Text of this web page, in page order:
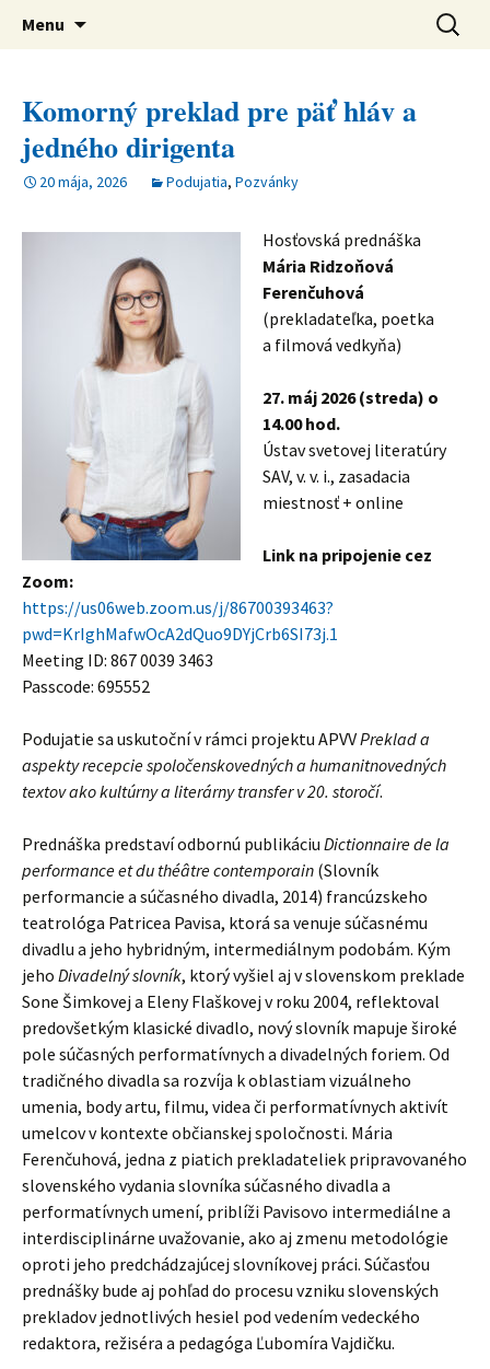
Ústav svetovej literatúry SAV
verejná výskumná inštitúcia
Menu Hľadať:
Komorný preklad pre päť hláv a
jedného dirigenta
20 mája, 2026 Podujatia, Pozvánky
Hosťovská prednáška
Mária Ridzoňová
Ferenčuhová
(prekladateľka, poetka
a filmová vedkyňa)
27. máj 2026 (streda) o
14.00 hod.
Ústav svetovej literatúry
SAV, v. v. i., zasadacia
miestnosť + online
Link na pripojenie cez
Zoom:
https://us06web.zoom.us/j/86700393463?
pwd=KrIghMafwOcA2dQuo9DYjCrb6SI73j.1
Meeting ID: 867 0039 3463
Passcode: 695552
Podujatie sa uskutoční v rámci projektu APVVPreklad a
aspekty recepcie spoločenskovedných a humanitnovedných
textov ako kultúrny a literárny transfer v 20. storočí.
Prednáška predstaví odbornú publikáciu Dictionnaire de la
performance et du théâtre contemporain (Slovník
performancie a súčasného divadla, 2014) francúzskeho
teatrológa Patricea Pavisa, ktorá sa venuje súčasnému
divadlu a jeho hybridným, intermediálnym podobám. Kým
jeho Divadelný slovník, ktorý vyšiel aj v slovenskom preklade
Sone Šimkovej a Eleny Flaškovej v roku 2004, reflektoval
predovšetkým klasické divadlo, nový slovník mapuje široké
pole súčasných performatívnych a divadelných foriem. Od
tradičného divadla sa rozvíja k oblastiam vizuálneho
umenia, body artu, filmu, videa či performatívnych aktivít
umelcov v kontexte občianskej spoločnosti. Mária
Ferenčuhová, jedna z piatich prekladateliek pripravovaného
slovenského vydania slovníka súčasného divadla a
performatívnych umení, priblíži Pavisovo intermediálne a
interdisciplinárne uvažovanie, ako aj zmenu metodológie
oproti jeho predchádzajúcej slovníkovej práci. Súčasťou
prednášky bude aj pohľad do procesu vzniku slovenských
prekladov jednotlivých hesiel pod vedením vedeckého
redaktora, režiséra a pedagóga Ľubomíra Vajdičku.